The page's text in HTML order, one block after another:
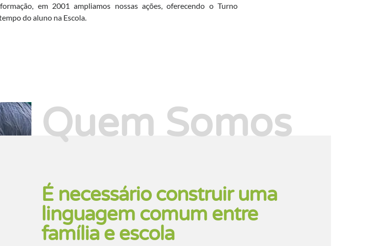
em 2001 ampliamos nossas ações, oferecendo o Turno
do aluno na Escola.
Quem Somos
É necessário construir uma
linguagem comum entre
família e escola